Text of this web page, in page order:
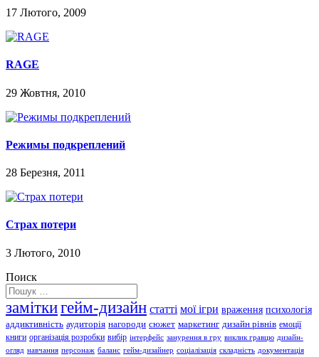
17 Лютого, 2009
RAGE
29 Жовтня, 2010
Режимы подкреплений
28 Березня, 2011
Страх потери
3 Лютого, 2010
Поиск
заміткигейм-дизайн статті мої ігри враження психологія
аддиктивність аудиторія нагороди сюжет маркетинг дизайн рівнів емоції
книги організація розробки вибір інтерфейс занурення в гру виклик гравцю дизайн-
огляд навчання персонаж баланс гейм-дизайнер соціалізація складність документація